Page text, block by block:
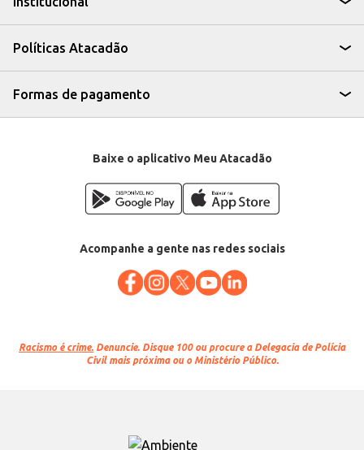
Políticas Atacadão
Formas de pagamento
Baixe o aplicativo Meu Atacadão
Acompanhe a gente nas redes sociais
Racismo é crime. Denuncie. Disque 100 ou procure a Delegacia de Polícia
Civil mais próxima ou o Ministério Público.